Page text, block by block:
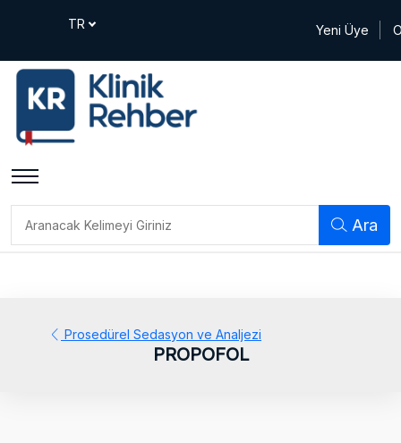
Yeni Üye
Ara
Prosedürel Sedasyon ve Analjezi
PROPOFOL